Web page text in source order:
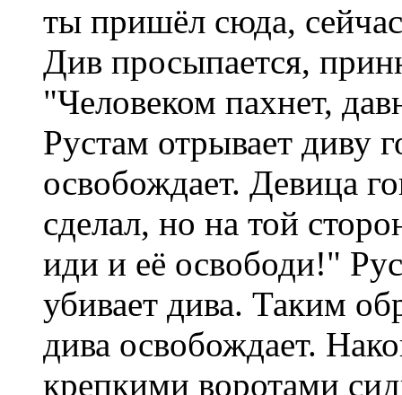
ты пришёл сюда,
Див просыпается,
"Человеком пахнет,
Рустам отрывает диву
освобождает. Девица
сделал, но на той
иди и её освободи!"
убивает дива. Таким
дива освобождает.
крепкими воротами